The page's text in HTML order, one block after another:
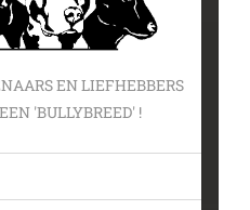
EN LIEFHEBBERS
'BULLYBREED' !